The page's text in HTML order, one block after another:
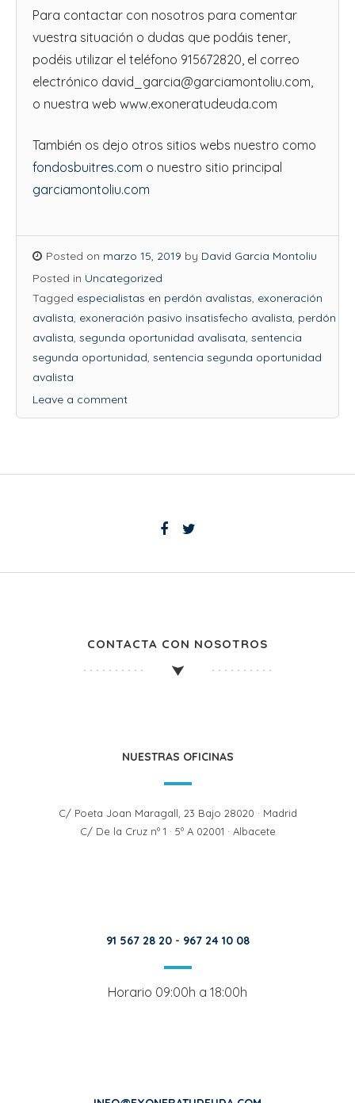
Para contactar con nosotros para comentar
vuestra situación o dudas que podáis tener,
podéis utilizar el teléfono 915672820, el correo
electrónico david_garcia@garciamontoliu.com,
o nuestra web www.exoneratudeuda.com
También os dejo otros sitios webs nuestro como
fondosbuitres.com o nuestro sitio principal
garciamontoliu.com
Posted on marzo 15, 2019 by David Garcia Montoliu
Posted in Uncategorized
Tagged especialistas en perdón avalistas exoneración
avalista exoneración pasivo insatisfecho avalista perdón
avalista segunda oportunidad avalisata sentencia
segunda oportunidad sentencia segunda oportunidad
avalista
Leave a comment
CONTACTA CON NOSOTROS
NUESTRAS OFICINAS
C/ Poeta Joan Maragall, 23 Bajo 28020 · Madrid
C/ De la Cruz nº 1 · 5º A 02001 · Albacete
91 567 28 20- 967 24 10 08
Horario 09:00h a 18:00h